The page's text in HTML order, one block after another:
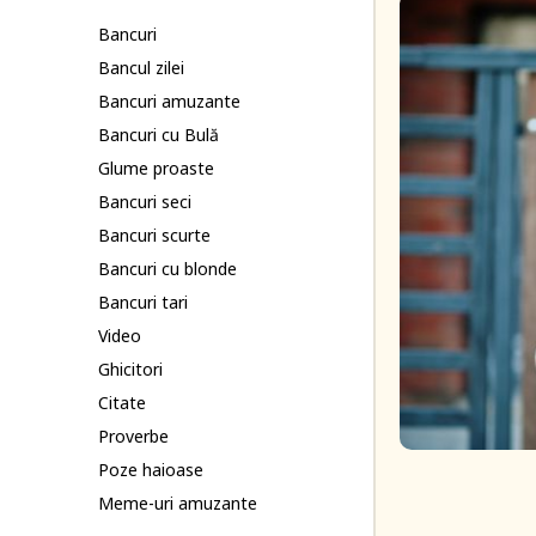
Bancuri
Bancul zilei
Bancuri amuzante
Bancuri cu Bulă
Glume proaste
Bancuri seci
Bancuri scurte
Bancuri cu blonde
Bancuri tari
Video
Ghicitori
Citate
Proverbe
Poze haioase
Meme-uri amuzante